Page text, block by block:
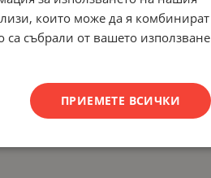
които може да я комбинират
са събрали от вашето използване
ПРИЕМЕТЕ ВСИЧКИ